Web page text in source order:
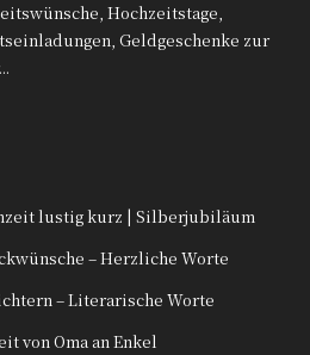
Hochzeitstage,
Geldgeschenke zur
lustig kurz | Silberjubiläum
– Herzliche Worte
– Literarische Worte
von Oma an Enkel